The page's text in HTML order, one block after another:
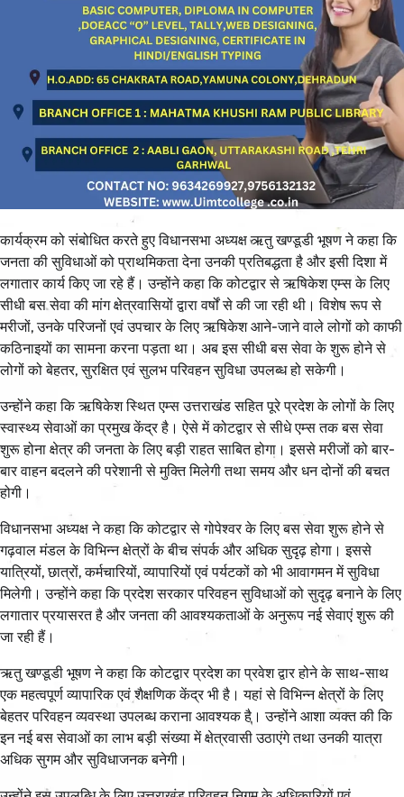
कार्यक्रम को संबोधित करते हुए विधानसभा अध्यक्ष ऋतु खण्डूडी भूषण ने कहा कि
जनता की सुविधाओं को प्राथमिकता देना उनकी प्रतिबद्धता है और इसी दिशा में
लगातार कार्य किए जा रहे हैं। उन्होंने कहा कि कोटद्वार से ऋषिकेश एम्स के लिए
सीधी बस सेवा की मांग क्षेत्रवासियों द्वारा वर्षों से की जा रही थी। विशेष रूप से
मरीजों, उनके परिजनों एवं उपचार के लिए ऋषिकेश आने-जाने वाले लोगों को काफी
कठिनाइयों का सामना करना पड़ता था। अब इस सीधी बस सेवा के शुरू होने से
लोगों को बेहतर, सुरक्षित एवं सुलभ परिवहन सुविधा उपलब्ध हो सकेगी।
उन्होंने कहा कि ऋषिकेश स्थित एम्स उत्तराखंड सहित पूरे प्रदेश के लोगों के लिए
स्वास्थ्य सेवाओं का प्रमुख केंद्र है। ऐसे में कोटद्वार से सीधे एम्स तक बस सेवा
शुरू होना क्षेत्र की जनता के लिए बड़ी राहत साबित होगा। इससे मरीजों को बार-
बार वाहन बदलने की परेशानी से मुक्ति मिलेगी तथा समय और धन दोनों की बचत
होगी।
विधानसभा अध्यक्ष ने कहा कि कोटद्वार से गोपेश्वर के लिए बस सेवा शुरू होने से
गढ़वाल मंडल के विभिन्न क्षेत्रों के बीच संपर्क और अधिक सुदृढ़ होगा। इससे
यात्रियों, छात्रों, कर्मचारियों, व्यापारियों एवं पर्यटकों को भी आवागमन में सुविधा
मिलेगी। उन्होंने कहा कि प्रदेश सरकार परिवहन सुविधाओं को सुदृढ़ बनाने के लिए
लगातार प्रयासरत है और जनता की आवश्यकताओं के अनुरूप नई सेवाएं शुरू की
जा रही हैं।
ऋतु खण्डूडी भूषण ने कहा कि कोटद्वार प्रदेश का प्रवेश द्वार होने के साथ-साथ
एक महत्वपूर्ण व्यापारिक एवं शैक्षणिक केंद्र भी है। यहां से विभिन्न क्षेत्रों के लिए
बेहतर परिवहन व्यवस्था उपलब्ध कराना आवश्यक है। उन्होंने आशा व्यक्त की कि
इन नई बस सेवाओं का लाभ बड़ी संख्या में क्षेत्रवासी उठाएंगे तथा उनकी यात्रा
अधिक सुगम और सुविधाजनक बनेगी।